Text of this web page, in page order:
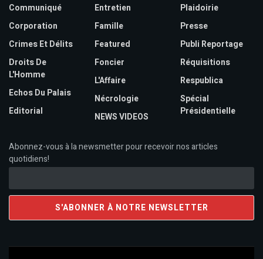
Communiqué
Corporation
Crimes Et Délits
Droits De
L'Homme
Echos Du Palais
Editorial
Entretien
Famille
Featured
Foncier
L'Affaire
Nécrologie
NEWS VIDEOS
Plaidoirie
Presse
Publi Reportage
Réquisitions
Respublica
Spécial
Présidentielle
Abonnez-vous à la newsmetter pour recevoir nos articles
quotidiens!